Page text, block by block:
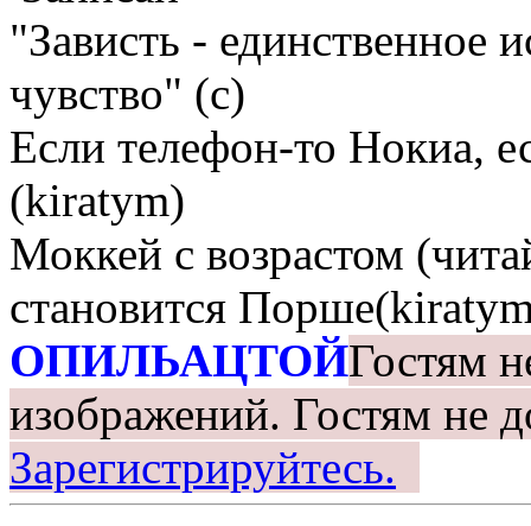
"Зависть - единственное
чувство" (с)
Если телефон-то Нокиа,
(kiratym)
Моккей с возрастом
становится
ОПИЛЬАЦТОЙГостям
изображений. Гостям не
Зарегистрируйтесь.